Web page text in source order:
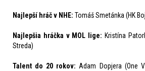
Najlepší hráč v NHE: Tomáš Smetánka (HK
Najlepšia hráčka v MOL lige: Kristína
Streda)
Talent do 20 rokov: Adam Dopjera (One